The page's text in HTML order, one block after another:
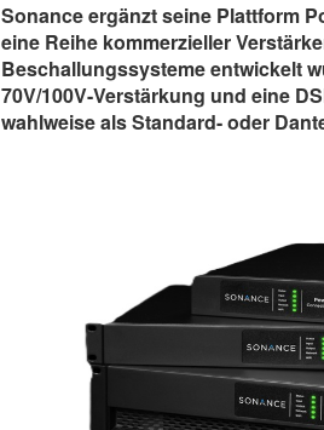
Sonance ergänzt seine Plattform
eine Reihe kommerzieller
Beschallungssysteme entwickelt
70V/100V-Verstärkung und eine
wahlweise als Standard- oder